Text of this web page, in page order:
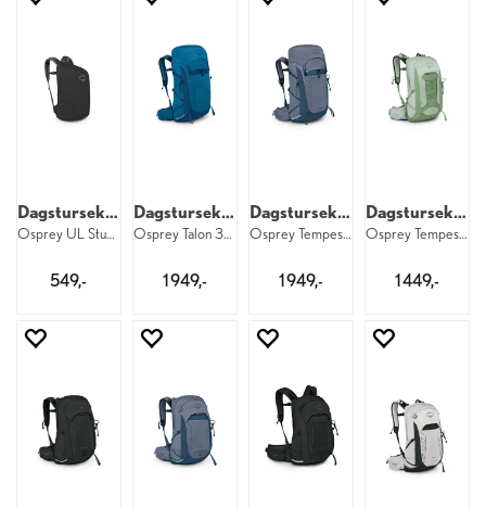
Dagstursekk 18 liter
Osprey UL Stuff Pack 18 001
549,-
Dagstursekk til herre
Osprey Talon 33 M 1084
1 949,-
Dagstursekk til dame
Osprey Tempest 33 W 1092
1 949,-
Dagstursekk til dame
Osprey Tempest 11 W 1091
1 449,-